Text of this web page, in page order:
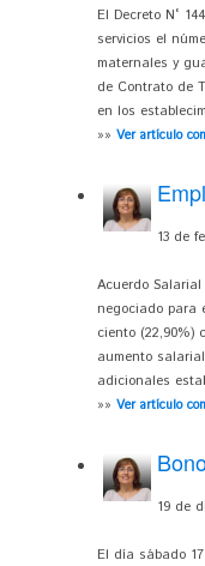
El Decreto N°
servicios el
maternales y
de Contrato de
en los
»» Ver artículo
13 de
Acuerdo Salarial
negociado para
ciento (22,90%)
aumento
adicionales
»» Ver artículo
19 de
El día sábado